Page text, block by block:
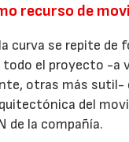
recurso de
curva se repite de
el proyecto -a
otras más sutil-
del
de la compañía.